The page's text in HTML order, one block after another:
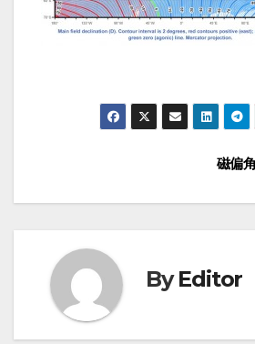
navigation
磁偏
ByEditor